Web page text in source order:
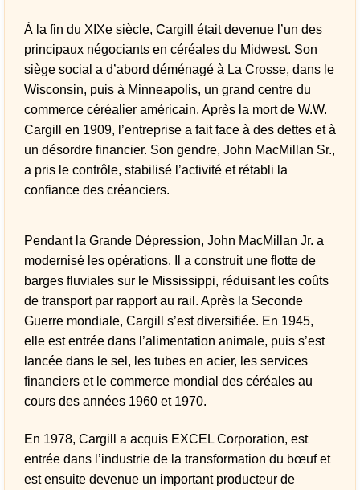
À la fin du XIXe siècle, Cargill était devenue l’un des
principaux négociants en céréales du Midwest. Son
siège social a d’abord déménagé à La Crosse, dans le
Wisconsin, puis à Minneapolis, un grand centre du
commerce céréalier américain. Après la mort de W.W.
Cargill en 1909, l’entreprise a fait face à des dettes et à
un désordre financier. Son gendre, John MacMillan Sr.,
a pris le contrôle, stabilisé l’activité et rétabli la
confiance des créanciers.
Pendant la Grande Dépression, John MacMillan Jr. a
modernisé les opérations. Il a construit une flotte de
barges fluviales sur le Mississippi, réduisant les coûts
de transport par rapport au rail. Après la Seconde
Guerre mondiale, Cargill s’est diversifiée. En 1945,
elle est entrée dans l’alimentation animale, puis s’est
lancée dans le sel, les tubes en acier, les services
financiers et le commerce mondial des céréales au
cours des années 1960 et 1970.
En 1978, Cargill a acquis EXCEL Corporation, est
entrée dans l’industrie de la transformation du bœuf et
est ensuite devenue un important producteur de